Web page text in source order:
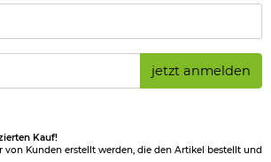
jetzt anmelden
Kauf!
von Kunden erstellt werden, die den Artikel bestellt und